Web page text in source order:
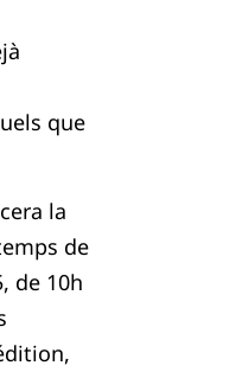
que
la
de
de 10h